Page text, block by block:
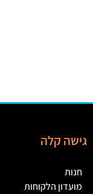
גישה קלה
חנות
מועדון הלקוחות